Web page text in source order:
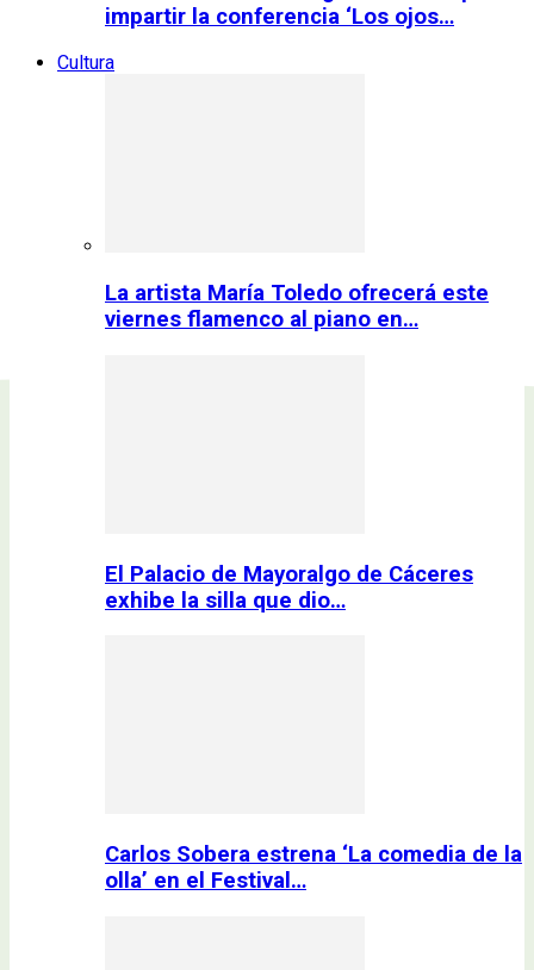
impartir la conferencia ‘Los ojos…
Cultura
La artista María Toledo ofrecerá este
viernes flamenco al piano en…
El Palacio de Mayoralgo de Cáceres
exhibe la silla que dio…
Carlos Sobera estrena ‘La comedia de la
olla’ en el Festival…